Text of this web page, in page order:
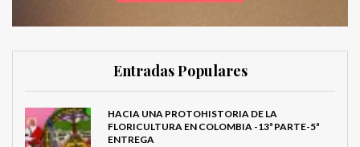
Entradas Populares
HACIA UNA PROTOHISTORIA DE LA
FLORICULTURA EN COLOMBIA -13ª PARTE-5ª
ENTREGA